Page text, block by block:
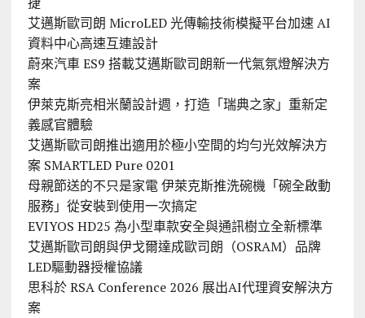
艾邁斯歐司朗 MicroLED 光傳輸技術模擬平台加速 AI
資料中心高速互連設計
蔚來汽車 ES9 搭載艾邁斯歐司朗新一代氣氛燈解決方
案
伊萊克斯亮相米蘭設計週，打造「瑞典之家」重新定
義感官體驗
艾邁斯歐司朗推出適用於極小空間的均勻光效解決方
案 SMARTLED Pure 0201
母親節送的不只是家電 伊萊克斯推洗碗機「碗全啟動
服務」從安裝到使用一次搞定
EVIYOS HD25 為小型車款安全與通訊樹立全新標準
艾邁斯歐司朗與伊戈爾達成歐司朗（OSRAM）品牌
LED驅動器授權協議
思科於 RSA Conference 2026 展出AI代理資安解決方
案